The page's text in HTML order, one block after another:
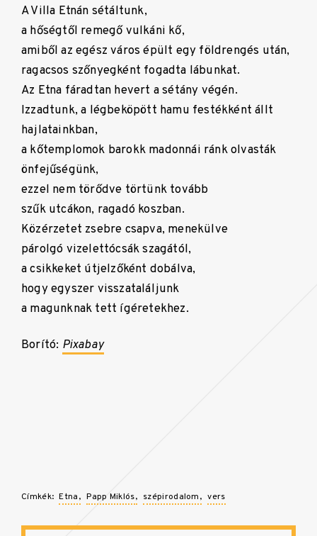
A Villa Etnán sétáltunk,
a hőségtől remegő vulkáni kő,
amiből az egész város épült egy földrengés után,
ragacsos szőnyegként fogadta lábunkat.
Az Etna fáradtan hevert a sétány végén.
Izzadtunk, a légbeköpött hamu festékként állt
hajlatainkban,
a kőtemplomok barokk madonnái ránk olvasták
önfejűségünk,
ezzel nem törődve törtünk tovább
szűk utcákon, ragadó koszban.
Közérzetet zsebre csapva, menekülve
párolgó vizelettócsák szagától,
a csikkeket útjelzőként dobálva,
hogy egyszer visszataláljunk
a magunknak tett ígéretekhez.
Borító: Pixabay
Címkék: Etna Papp Miklós szépirodalom vers